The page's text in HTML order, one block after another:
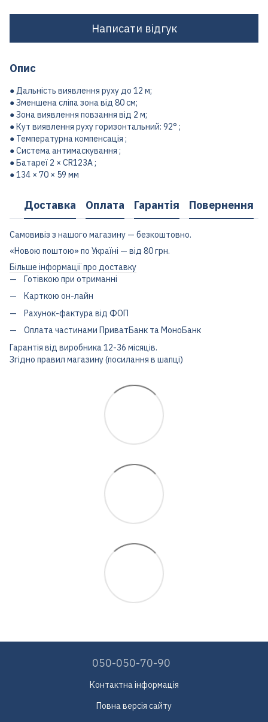
Написати відгук
Опис
● Дальність виявлення руху до 12 м;
● Зменшена сліпа зона від 80 см;
● Зона виявлення повзання від 2 м;
● Кут виявлення руху горизонтальний: 92° ;
● Температурна компенсація ;
● Система антимаскування ;
● Батареї 2 × CR123A ;
● 134 × 70 × 59 мм
Доставка Оплата Гарантія Повернення
Самовивіз з нашого магазину — безкоштовно.
«Новою поштою» по Україні — від 80 грн.
Більше інформації про доставку
Готівкою при отриманні
Карткою он-лайн
Рахунок-фактура від ФОП
Оплата частинами ПриватБанк та МоноБанк
Гарантія від виробника 12-36 місяців.
Згідно правил магазину (посилання в шапці)
050-050-70-90
Контактна інформація
Повна версія сайту